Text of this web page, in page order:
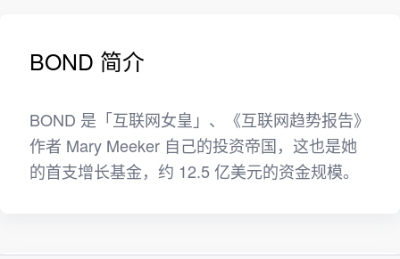
BOND 简介
BOND 是「互联网女皇」、《互联网趋势报告》
作者 Mary Meeker 自己的投资帝国，这也是她
的首支增长基金，约 12.5 亿美元的资金规模。